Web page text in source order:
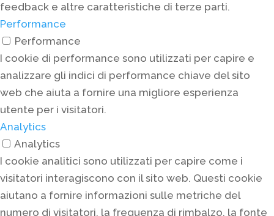
feedback e altre caratteristiche di terze parti.
Performance
Performance
I cookie di performance sono utilizzati per capire e
analizzare gli indici di performance chiave del sito
web che aiuta a fornire una migliore esperienza
utente per i visitatori.
Analytics
Analytics
I cookie analitici sono utilizzati per capire come i
visitatori interagiscono con il sito web. Questi cookie
aiutano a fornire informazioni sulle metriche del
numero di visitatori, la frequenza di rimbalzo, la fonte